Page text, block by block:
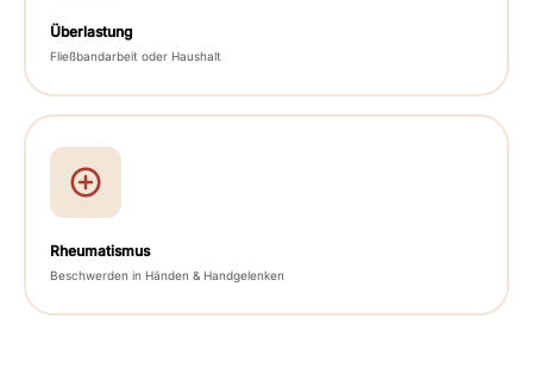
Überlastung
Fließbandarbeit oder Haushalt
Rheumatismus
Beschwerden in Händen & Handgelenken